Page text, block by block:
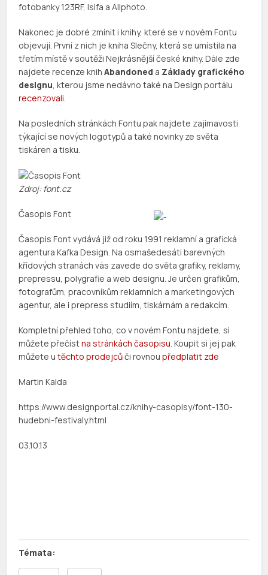
fotobanky 123RF, Isifa a Allphoto.
Nakonec je dobré zmínit i knihy, které se v novém Fontu
objevují. První z nich je kniha Slečny, která se umístila na
třetím místě v soutěži Nejkrásnější české knihy. Dále zde
najdete recenze knihAbandoned a Základy grafického
designu, kterou jsme nedávno také na Design portálu
recenzovali.
Na posledních stránkách Fontu pak najdete zajímavosti
týkající se nových logotypů a také novinky ze světa
tiskáren a tisku.
Zdroj: font.cz
Časopis Font
Časopis Font vydává již od roku 1991 reklamní a grafická
agentura Kafka Design. Na osmašedesáti barevných
křídových stranách vás zavede do světa grafiky, reklamy,
prepressu, polygrafie a web designu. Je určen grafikům,
fotografům, pracovníkům reklamních a marketingových
agentur, ale i prepress studiím, tiskárnám a redakcím.
Kompletní přehled toho, co v novém Fontu najdete, si
můžete přečístna stránkách časopisu. Koupit si jej pak
můžete utěchto prodejcůči rovnoupředplatit zde
Martin Kalda
https://www.designportal.cz/knihy-casopisy/font-130-
hudebni-festivaly.html
03.10.13